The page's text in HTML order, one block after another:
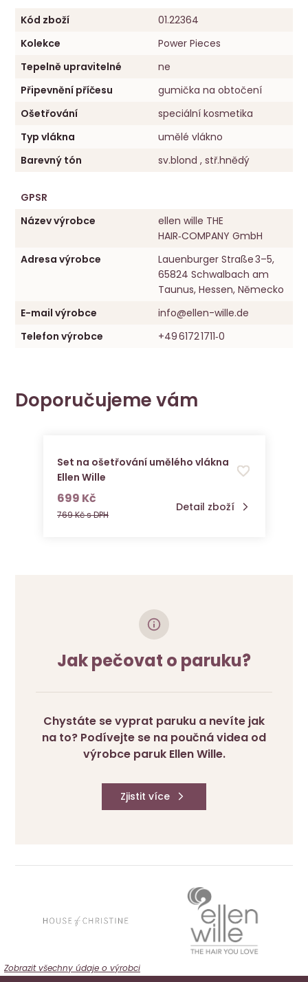
Kód zboží
01.22364
Kolekce
Power Pieces
Tepelně upravitelné
ne
Připevnění příčesu
gumička na obtočení
Ošetřování
speciální kosmetika
Typ vlákna
umělé vlákno
Barevný tón
sv.blond , stř.hnědý
GPSR
Název výrobce
ellen wille THE
HAIR‑COMPANY GmbH
Adresa výrobce
Lauenburger Straße 3–5,
65824 Schwalbach am
Taunus, Hessen, Německo
E-mail výrobce
info@ellen-wille.de
Telefon výrobce
+49 6172 1711‑0
Zobrazit všechny údaje o výrobci
Doporučujeme vám
Set na ošetřování umělého vlákna
Ellen Wille
699 Kč
769 Kč s DPH
Detail zboží
Jak pečovat o paruku?
Chystáte se vyprat paruku a nevíte jak
na to? Podívejte se na poučná videa od
výrobce paruk Ellen Wille.
Zjistit více